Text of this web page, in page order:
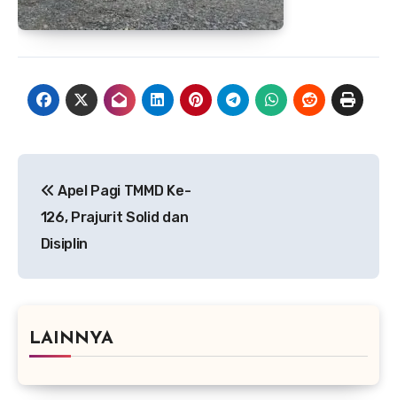
pos
Apel Pagi TMMD Ke-
126, Prajurit Solid dan
Disiplin
LAINNYA